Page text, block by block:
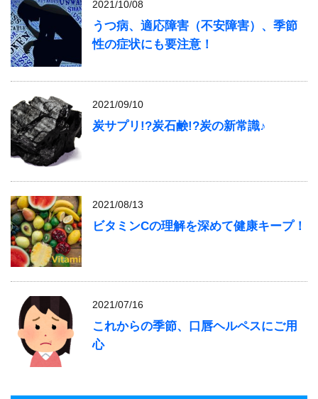
2021/10/08
うつ病、適応障害（不安障害）、季節
性の症状にも要注意！
2021/09/10
炭サプリ!?炭石鹸!?炭の新常識♪
2021/08/13
ビタミンCの理解を深めて健康キープ！
2021/07/16
これからの季節、口唇ヘルペスにご用
心